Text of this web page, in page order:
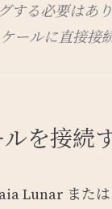
する必要はあり
ールに直接接
を接続
Lunar また